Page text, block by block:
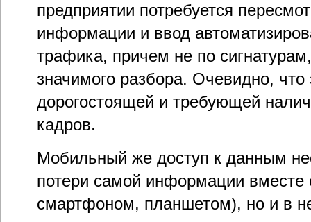
предприятии потребуется
информации и ввод
трафика, причем не по
значимого разбора. Очевидно, что
дорогостоящей и требующей
кадров.
Мобильный же доступ к данным
потери самой информации вместе
смартфоном, планшетом), но и в